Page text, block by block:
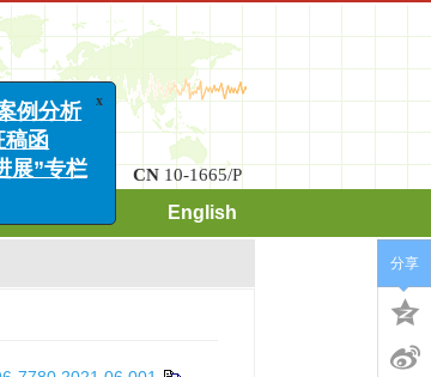
2096-7780 CN 10-1665/P
English
分享
x
识别、案例分析
专栏征稿函
科学进展”专栏